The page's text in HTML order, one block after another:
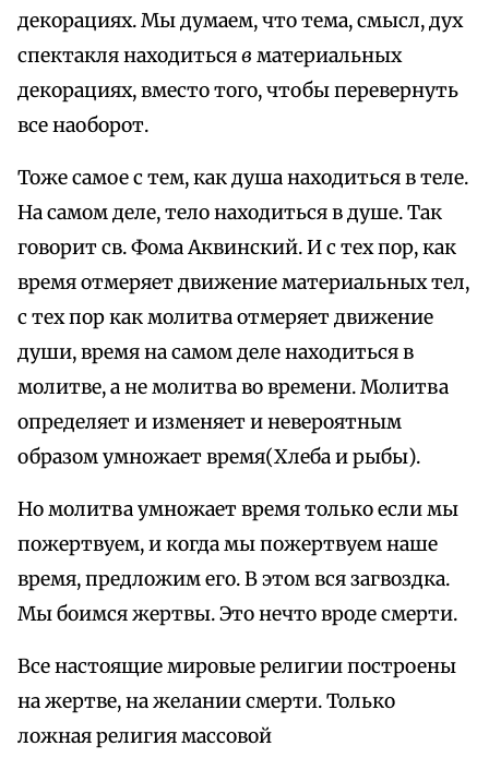
декорациях. Мы думаем, что тема, смысл, дух
спектакля находитьсяв материальных
декорациях, вместо того, чтобы перевернуть
все наоборот.
Тоже самое с тем, как душа находиться в теле.
На самом деле, тело находиться в душе. Так
говорит св. Фома Аквинский. И с тех пор, как
время отмеряет движение материальных тел,
с тех пор как молитва отмеряет движение
души, время на самом деле находиться в
молитве, а не молитва во времени. Молитва
определяет и изменяет и невероятным
образом умножает время(Хлеба и рыбы).
Но молитва умножает время только если мы
пожертвуем, и когда мы пожертвуем наше
время, предложим его. В этом вся загвоздка.
Мы боимся жертвы. Это нечто вроде смерти.
Все настоящие мировые религии построены
на жертве, на желании смерти. Только
ложная религия массовой